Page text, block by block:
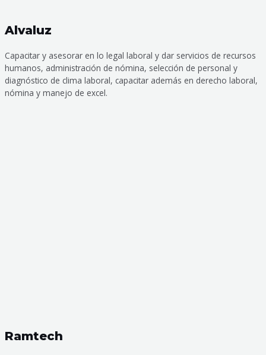
Alvaluz
Capacitar y asesorar en lo legal laboral y dar servicios de recursos
humanos, administración de nómina, selección de personal y
diagnóstico de clima laboral, capacitar además en derecho laboral,
nómina y manejo de excel.
Ramtech